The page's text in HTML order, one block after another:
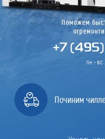
Поможем
+7
пн.-
Починим